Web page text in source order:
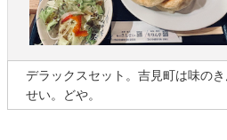
デラックスセット。吉見町は味のき
せい。どや。